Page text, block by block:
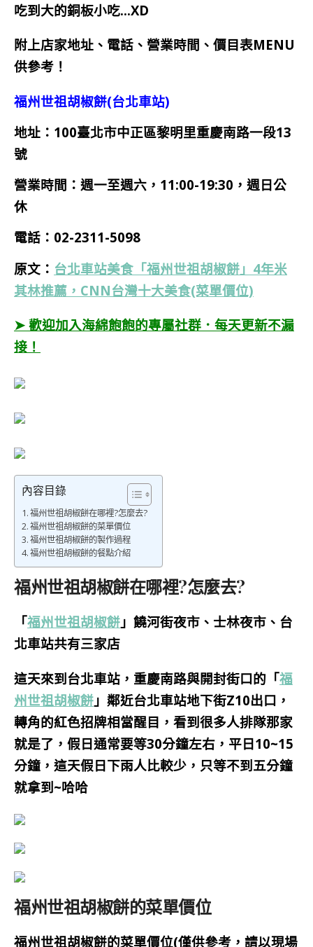
吃到大的銅板小吃…XD
附上店家地址、電話、營業時間、價目表MENU
供參考！
福州世祖胡椒餅(台北車站)
地址：100臺北市中正區黎明里重慶南路一段13
號
營業時間：週一至週六，11:00-19:30，週日公
休
電話：02-2311-5098
原文： 台北車站美食「福州世祖胡椒餅」4年米
其林推薦，CNN台灣十大美食(菜單價位)
➤ 歡迎加入海綿飽飽的專屬社群．每天更新不漏
接！
內容目錄
福州世祖胡椒餅在哪裡?怎麼去?
福州世祖胡椒餅的菜單價位
福州世祖胡椒餅的製作過程
福州世祖胡椒餅的餐點介紹
福州世祖胡椒餅在哪裡?怎麼去?
「福州世祖胡椒餅 」饒河街夜市、士林夜市、台
北車站共有三家店
這天來到台北車站，重慶南路與開封街口的「福
州世祖胡椒餅 」 鄰近台北車站地下街Z10出口，
轉角的紅色招牌相當醒目，看到很多人排隊那家
就是了，假日通常要等30分鐘左右，平日10~15
分鐘，這天假日下雨人比較少，只等不到五分鐘
就拿到~哈哈
福州世祖胡椒餅的菜單價位
福州世祖胡椒餅的菜單價位(僅供參考，請以現場